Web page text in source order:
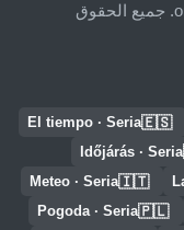
حقوق النشر © الطقس.online 2026. جميع الحقوق
🇪🇸
El tiempo · Seria
Időjárás · Seria
🇮🇹
Meteo · Seria
🇵🇱
Pogoda · Seria